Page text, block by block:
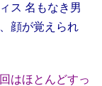
ス 名もなき男
顔が覚えられ
ほとんどすっ